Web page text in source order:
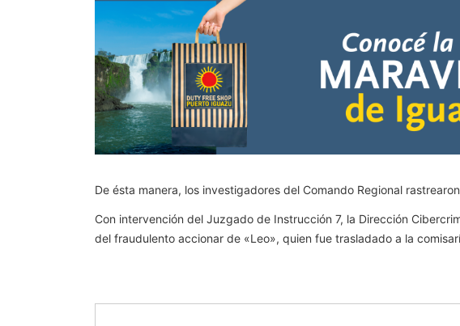
De ésta manera, los investigadores del Comando Regional
Con intervención del Juzgado de Instrucción 7, la Dirección
del fraudulento accionar de «Leo», quien fue trasladado a la